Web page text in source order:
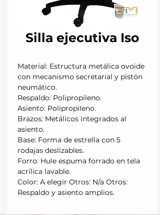
Silla ejecutiva Iso
Material: Estructura metálica ovoide
con mecanismo secretarial y pistón
neumático.
Respaldo: Polipropileno.
Asiento: Polipropileno.
Brazos: Metálicos integrados al
asiento.
Base: Forma de estrella con 5
rodajas deslizables.
Forro: Hule espuma forrado en tela
acrílica lavable.
Color: A elegir Otros: N/a Otros:
Respaldo y asiento amplios.